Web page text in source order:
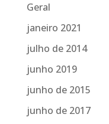
Geral
janeiro 2021
julho de 2014
junho 2019
junho de 2015
junho de 2017